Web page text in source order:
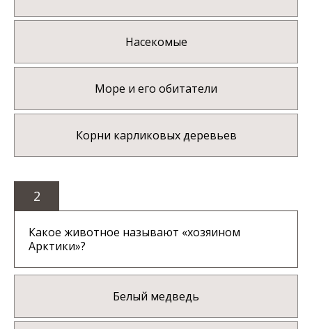
Насекомые
Море и его обитатели
Корни карликовых деревьев
2
Какое животное называют «хозяином
Арктики»?
Белый медведь